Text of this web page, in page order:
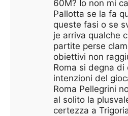
60M? Io non mi
Pallotta se la fa
queste fasi o se
je arriva qualche
partite perse
obiettivi non
Roma si degna
intenzioni del
Roma Pellegrini
al solito la
certezza a